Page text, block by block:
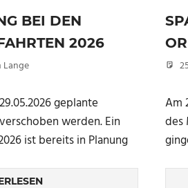
BEI DEN
2026
Lange
geplante
werden. Ein
ist bereits in Planung
Am
des